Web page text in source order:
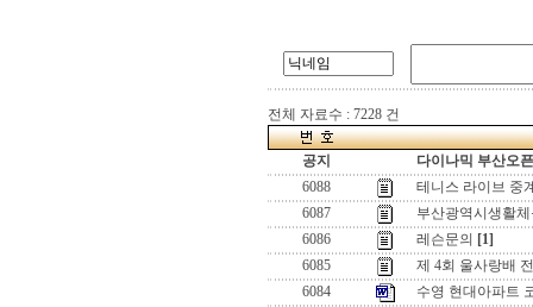
전체 자료수 : 7228 건
공지
다이나믹 부산오
6088
테니스 라이브 중
6087
부산광역시생활
6086
레슨문의 [1]
6085
제 4회 울사랑배
6084
수영 현대아파트